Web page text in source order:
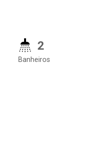
2
Banheiros